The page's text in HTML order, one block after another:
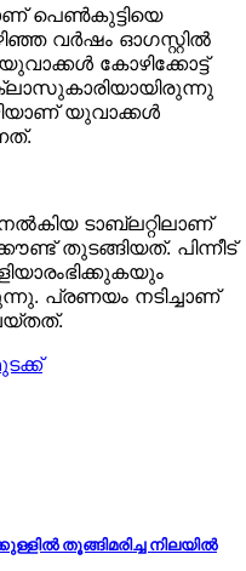
പെൺകുട്ടിയെ
വർഷം ഓഗസ്റ്റിൽ
കോഴിക്കോട്ട്
യുവാക്കൾ
ടാബ്‌ലറ്റിലാണ്
തുടങ്ങിയത്. പിന്നീട്
പ്രണയം നടിച്ചാണ്
തൂങ്ങിമരിച്ച നിലയിൽ